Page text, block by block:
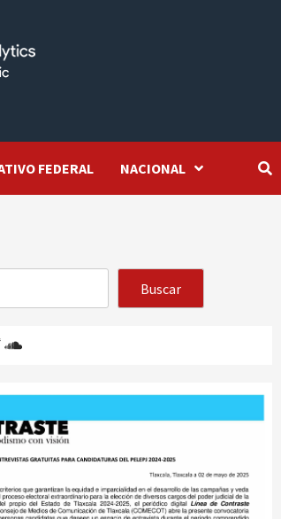
FEDERAL NACIONAL
Buscar
SoundCloud